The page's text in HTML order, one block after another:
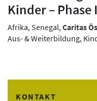
Kinder – Phase
Afrika, Senegal, Caritas
Aus- & Weiterbildung,
KONTAKT